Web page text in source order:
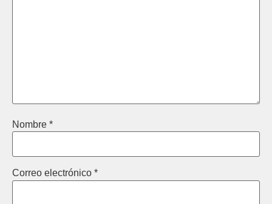
Nombre *
Correo electrónico *